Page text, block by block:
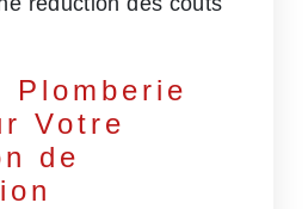
Plomberie
Votre
de